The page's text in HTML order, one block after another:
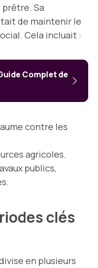
Sa
de maintenir le
Cela incluait :
Complet de
contre les
agricoles.
publics,
clés
en plusieurs